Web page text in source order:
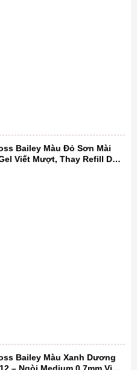
Bailey Màu Đỏ Sơn Mài
Viết Mượt, Thay Refill Dễ
Bailey Màu Xanh Dương
– Ngòi Medium 0.7mm Viết